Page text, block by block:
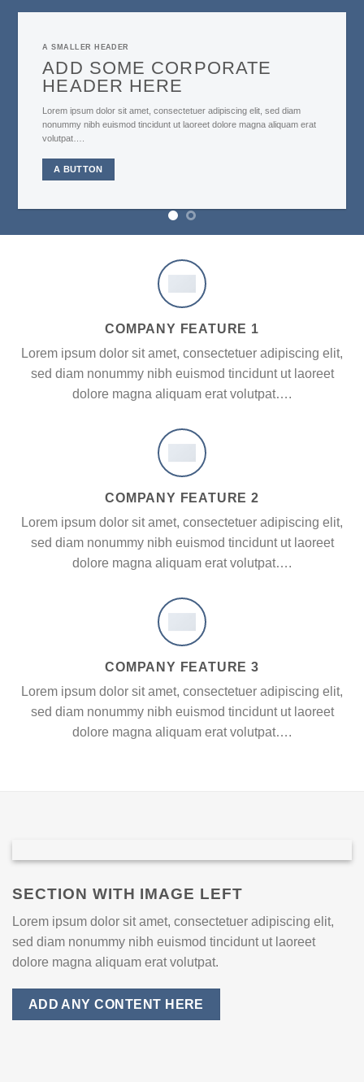
A SMALLER HEADER
ADD SOME CORPORATE
HEADER HERE
Lorem ipsum dolor sit amet, consectetuer adipiscing elit, sed diam
nonummy nibh euismod tincidunt ut laoreet dolore magna aliquam erat
volutpat….
A BUTTON
COMPANY FEATURE 1
Lorem ipsum dolor sit amet, consectetuer adipiscing elit,
sed diam nonummy nibh euismod tincidunt ut laoreet
dolore magna aliquam erat volutpat….
COMPANY FEATURE 2
Lorem ipsum dolor sit amet, consectetuer adipiscing elit,
sed diam nonummy nibh euismod tincidunt ut laoreet
dolore magna aliquam erat volutpat….
COMPANY FEATURE 3
Lorem ipsum dolor sit amet, consectetuer adipiscing elit,
sed diam nonummy nibh euismod tincidunt ut laoreet
dolore magna aliquam erat volutpat….
SECTION WITH IMAGE LEFT
Lorem ipsum dolor sit amet, consectetuer adipiscing elit,
sed diam nonummy nibh euismod tincidunt ut laoreet
dolore magna aliquam erat volutpat.
ADD ANY CONTENT HERE